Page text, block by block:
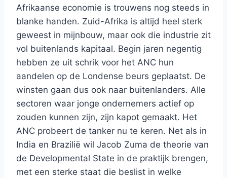
Afrikaanse economie is trouwens nog steeds in
blanke handen. Zuid-Afrika is altijd heel sterk
geweest in mijnbouw, maar ook die industrie zit
vol buitenlands kapitaal. Begin jaren negentig
hebben ze uit schrik voor het ANC hun
aandelen op de Londense beurs geplaatst. De
winsten gaan dus ook naar buitenlanders. Alle
sectoren waar jonge ondernemers actief op
zouden kunnen zijn, zijn kapot gemaakt. Het
ANC probeert de tanker nu te keren. Net als in
India en Brazilië wil Jacob Zuma de theorie van
de Developmental State in de praktijk brengen,
met een sterke staat die beslist in welke